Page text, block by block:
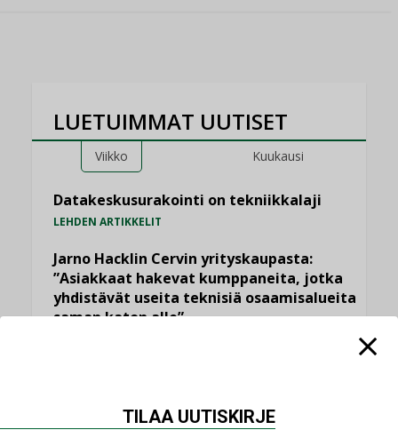
LUETUIMMAT UUTISET
Viikko Kuukausi
Datakeskusurakointi on tekniikkalaji
LEHDEN ARTIKKELIT
Jarno Hacklin Cervin yrityskaupasta:
”Asiakkaat hakevat kumppaneita, jotka
yhdistävät useita teknisiä osaamisalueita
saman katon alle”
erilliset teknologiat tuodaan yhteen”
TILAA UUTISKIRJE